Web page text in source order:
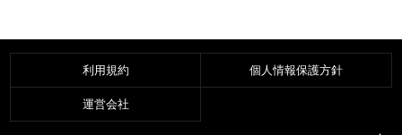
利用規約 個人情報保護方針
運営会社